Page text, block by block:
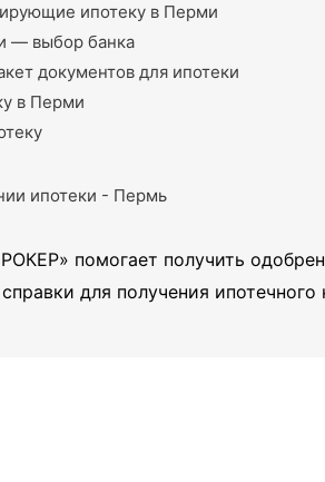
ипотеку в Перми
— выбор банка
документов для ипотеки
в Перми
ипотеки - Пермь
помогает получить
для получения ипотечного